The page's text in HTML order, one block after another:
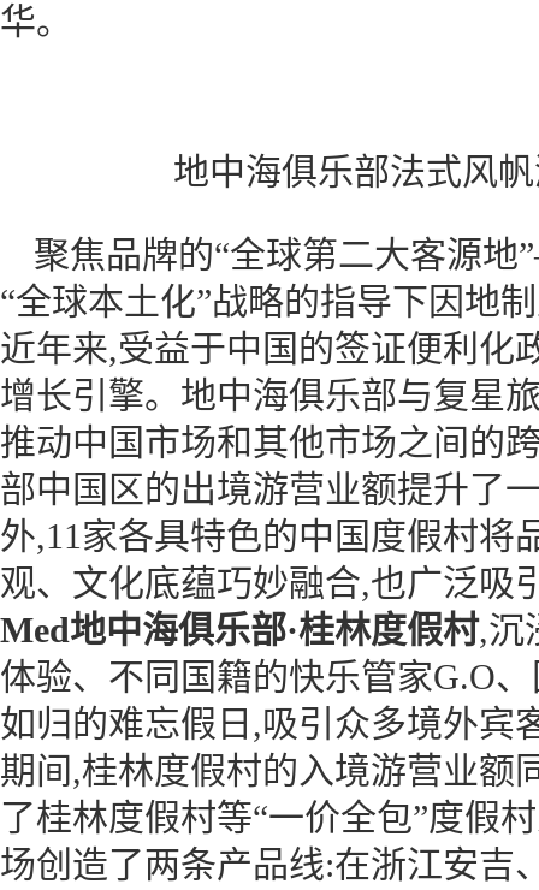
华。
地中海俱乐部法式风
聚焦品牌的“全球第二大客源
“全球本土化”战略的指导下因地
近年来,受益于中国的签证便利化
增长引擎。地中海俱乐部与复星
推动中国市场和其他市场之间的
部中国区的出境游营业额提升了
外,11家各具特色的中国度假村将
观、文化底蕴巧妙融合,也广泛吸
Med地中海俱乐部·桂林度假村,沉
体验、不同国籍的快乐管家G.O
如归的难忘假日,吸引众多境外宾
期间,桂林度假村的入境游营业额
了桂林度假村等“一价全包”度假
场创造了两条产品线:在浙江安吉